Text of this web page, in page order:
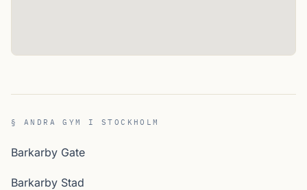
§ ANDRA GYM I STOCKHOLM
Barkarby Gate
Barkarby Stad